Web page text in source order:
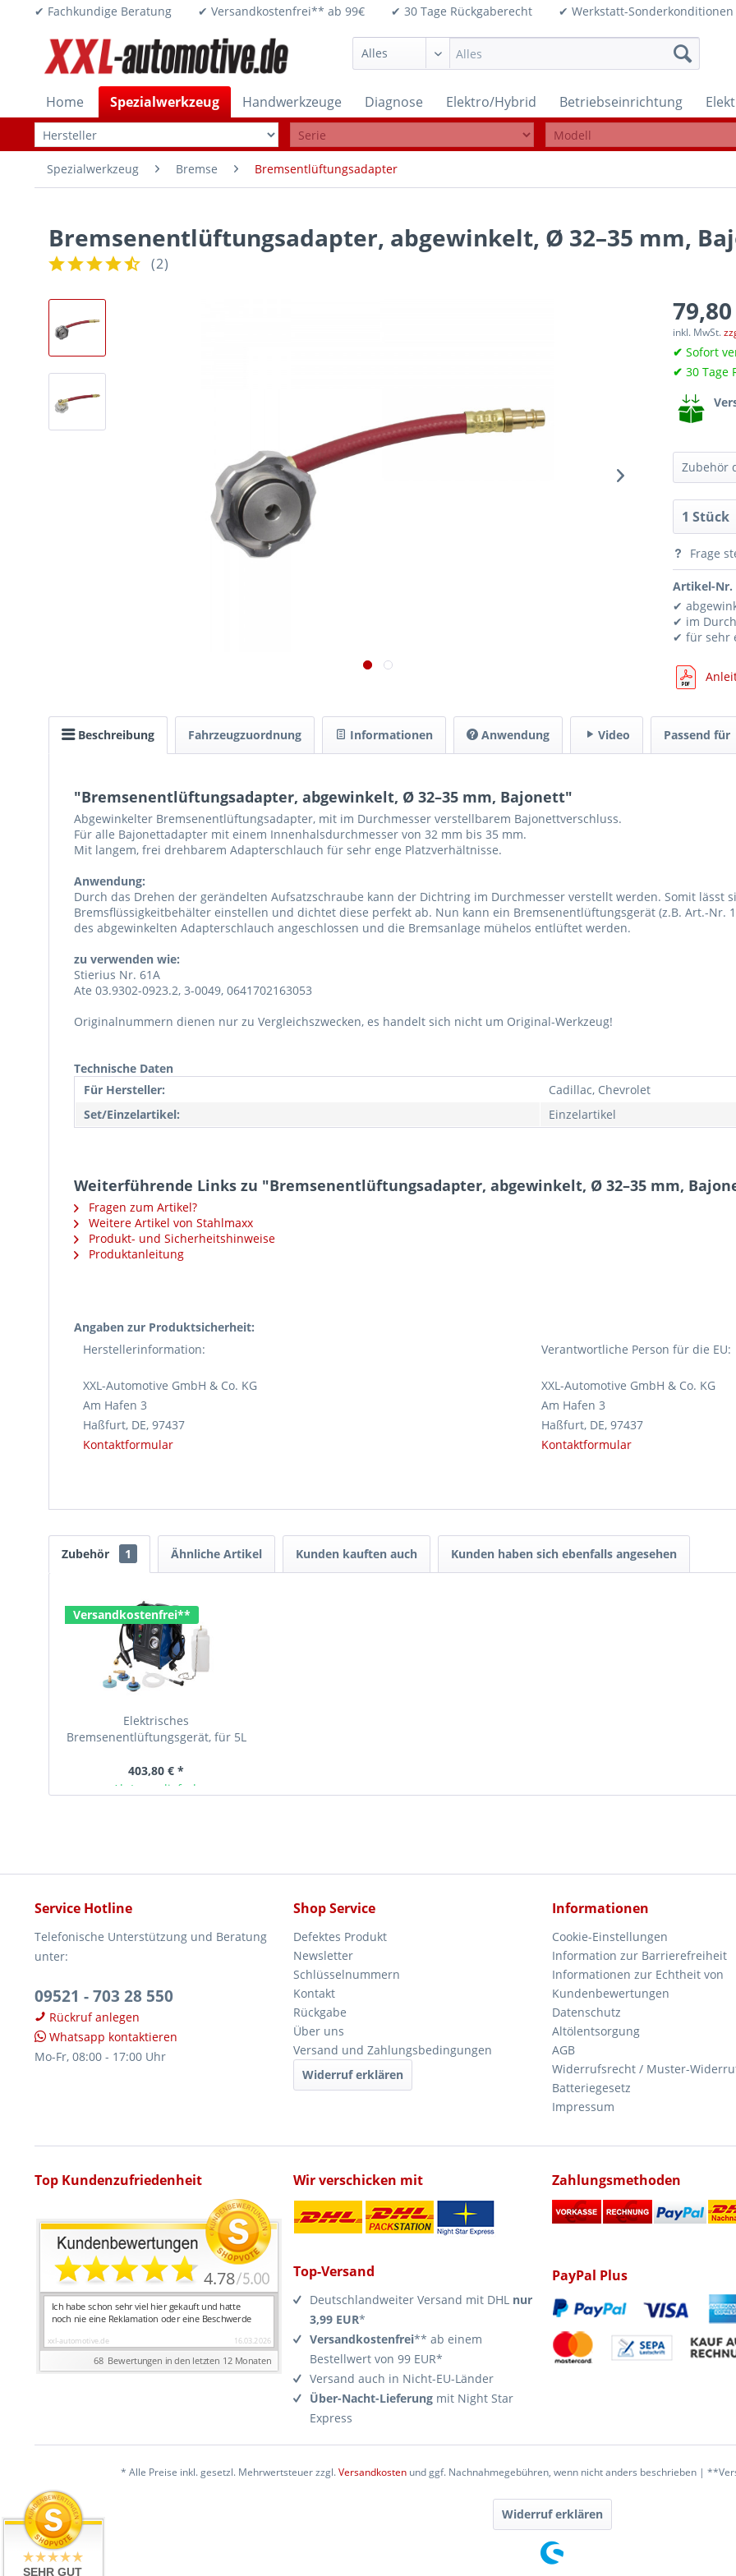
✔ Fachkundige Beratung ✔ Versandkostenfrei** ab 99€ ✔ 30 Tage Rückgaberecht ✔ Werkstatt-
Home Spezialwerkzeug Handwerkzeuge Diagnose Elektro/Hybrid Betriebseinrichtung
Spezialwerkzeug Bremse Bremsentlüftungsadapter
Bremsenentlüftungsadapter, abgewinkelt, Ø 32–35 mm,
(2)
inkl. MwSt.
✔ Sofort
✔ 30 Tage
Zubehör
Frage
Artikel-Nr.
✔
✔ im
✔ für sehr
Beschreibung Fahrzeugzuordnung Informationen Anwendung Video Passend für
"Bremsenentlüftungsadapter, abgewinkelt, Ø 32–35 mm, Bajonett"
Abgewinkelter Bremsenentlüftungsadapter, mit im Durchmesser verstellbarem Bajonettverschluss.
Für alle Bajonettadapter mit einem Innenhalsdurchmesser von 32 mm bis 35 mm.
Mit langem, frei drehbarem Adapterschlauch für sehr enge Platzverhältnisse.
Anwendung:
Durch das Drehen der gerändelten Aufsatzschraube kann der Dichtring im Durchmesser verstellt werden. Somit lässt
Bremsflüssigkeitbehälter einstellen und dichtet diese perfekt ab. Nun kann ein Bremsenentlüftungsgerät (z.B. Art.-Nr.
des abgewinkelten Adapterschlauch angeschlossen und die Bremsanlage mühelos entlüftet werden.
zu verwenden wie:
Stierius Nr. 61A
Ate 03.9302-0923.2, 3-0049, 0641702163053
Originalnummern dienen nur zu Vergleichszwecken, es handelt sich nicht um Original-Werkzeug!
Technische Daten
Für Hersteller:
Cadillac, Chevrolet
Set/Einzelartikel:
Einzelartikel
Weiterführende Links zu "Bremsenentlüftungsadapter, abgewinkelt, Ø 32–35 mm,
Fragen zum Artikel?
Weitere Artikel von Stahlmaxx
Produkt- und Sicherheitshinweise
Produktanleitung
Angaben zur Produktsicherheit:
Herstellerinformation:
XXL-Automotive GmbH & Co. KG
Am Hafen 3
Haßfurt, DE, 97437
Kontaktformular
Verantwortliche Person für die EU:
XXL-Automotive GmbH & Co. KG
Am Hafen 3
Haßfurt, DE, 97437
Kontaktformular
Zubehör 1 Ähnliche Artikel Kunden kauften auch Kunden haben sich ebenfalls angesehen
Versandkostenfrei**
Elektrisches
Bremsenentlüftungsgerät, für 5L
3,5...
403,80 € *
Ab Lager lieferbar
Service Hotline
Telefonische Unterstützung und Beratung
unter:
09521 - 703 28 550
Rückruf anlegen
Whatsapp kontaktieren
Mo-Fr, 08:00 - 17:00 Uhr
Shop Service
Defektes Produkt
Newsletter
Schlüsselnummern
Kontakt
Rückgabe
Über uns
Versand und Zahlungsbedingungen
Widerruf erklären
Informationen
Cookie-Einstellungen
Information zur Barrierefreiheit
Informationen zur Echtheit von
Kundenbewertungen
Datenschutz
Altölentsorgung
AGB
Widerrufsrecht / Muster-
Batteriegesetz
Impressum
Top Kundenzufriedenheit Wir verschicken mit
Top-Versand
Deutschlandweiter Versand mit DHL nur
3,99 EUR*
Versandkostenfrei** ab einem
Bestellwert von 99 EUR*
Versand auch in Nicht-EU-Länder
Über-Nacht-Lieferung mit Night Star
Express
Zahlungsmethoden
PayPal Plus
* Alle Preise inkl. gesetzl. Mehrwertsteuer zzgl.Versandkosten und ggf. Nachnahmegebühren, wenn nicht anders beschrieben |
Widerruf erklären
SEHR GUT